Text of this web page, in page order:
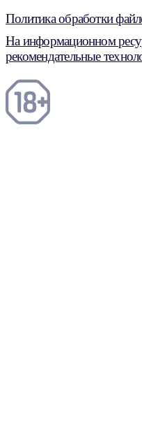
Политика обработки
На информационном
рекомендательные